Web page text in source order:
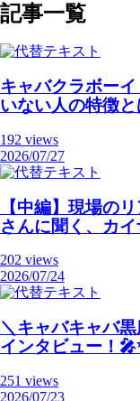
記事一覧
キャバクラボー
いない人の特徴と
192 views
2026/07/27
【中編】現場の
さんに聞く、カ
202 views
2026/07/24
＼キャバキャバ
インタビュー！
251 views
2026/07/23